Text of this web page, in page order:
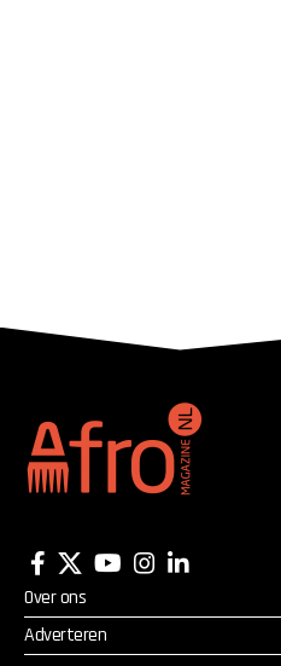
Over ons
Adverteren